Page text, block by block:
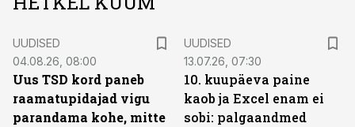
UUDISED
04.08.26, 08:00
Uus TSD kord paneb
raamatupidajad vigu
parandama kohe, mitte
UUDISED
13.07.26, 07:30
10. kuupäeva paine
kaob ja Excel enam ei
sobi: palgaandmed